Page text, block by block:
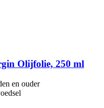
Olijfolie, 250 ml
en ouder